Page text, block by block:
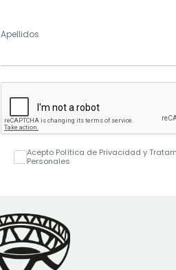
Apellidos
Acepto Política de Privacidad y
Personales